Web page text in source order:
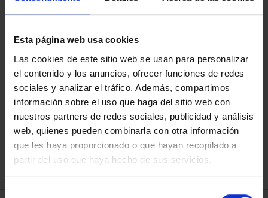
Esta página web usa cookies
Las cookies de este sitio web se usan para personalizar
el contenido y los anuncios, ofrecer funciones de redes
sociales y analizar el tráfico. Además, compartimos
información sobre el uso que haga del sitio web con
nuestros partners de redes sociales, publicidad y análisis
web, quienes pueden combinarla con otra información
que les haya proporcionado o que hayan recopilado a
partir del uso que haya hecho de sus servicios.
ORDENAR POR:
REFINAR